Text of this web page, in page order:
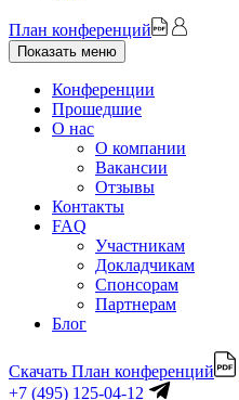
План конференций
Показать меню
Конференции
Прошедшие
О нас
О компании
Вакансии
Отзывы
Контакты
FAQ
Участникам
Докладчикам
Спонсорам
Партнерам
Блог
Скачать План конференций
+7 (495) 125-04-12